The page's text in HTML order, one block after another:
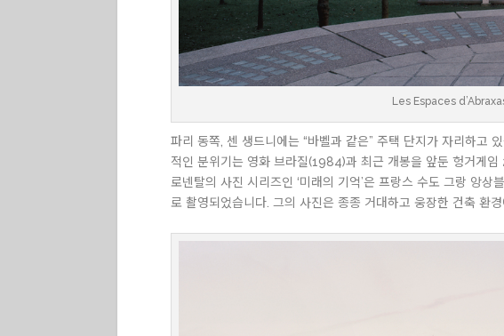
Les Espaces
파리 동쪽, 센 생드니에는 “바벨과 같은” 주택 단지가 자리하고
적인 분위기는 영화 브라질(1984)과 최근 개봉을 앞둔 헝거게
로넨탈의 사진 시리즈인 ‘미래의 기억’은 프랑스 수도 그랑 앙
로 촬영되었습니다. 그의 사진은 종종 거대하고 웅장한 건축 환